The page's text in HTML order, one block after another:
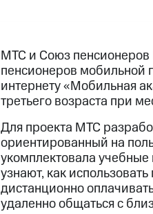
МТС и Союз пенсионеров
пенсионеров мобильной
интернету «Мобильная
третьего возраста при
Для проекта МТС
ориентированный на
укомплектовала
узнают, как
дистанционно
удаленно общаться с